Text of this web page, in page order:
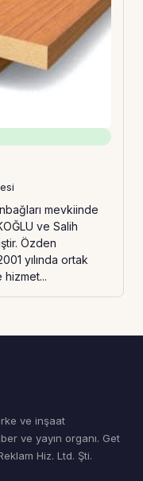
mevkiinde
ve Salih
Özden
yılında ortak
ve inşaat
ve yayın organı. Get
Hiz. Ltd. Şti.